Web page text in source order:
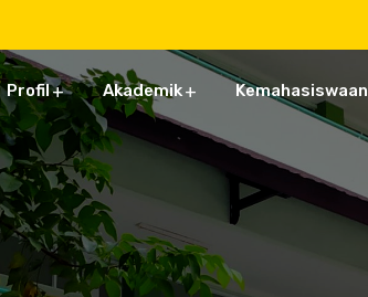
Profil Akademik Kemahasiswaan